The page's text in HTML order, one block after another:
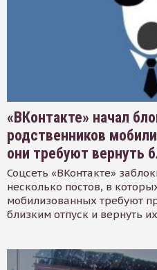
«ВКонтакте» начал
родственников
они требуют вернуть
Соцсеть «ВКонтакте»
несколько постов, в
мобилизованных требуют
близким отпуск и вернуть